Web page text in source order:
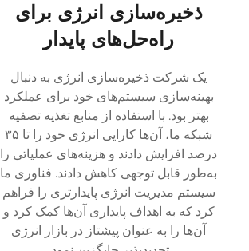
ذخیره‌سازی انرژی برای
راه‌حل‌های پایدار
یک شرکت ذخیره‌سازی انرژی به دنبال
بهینه‌سازی سیستم‌های خود برای عملکرد
بهتر بود. با استفاده از منابع تغذیه تصفیه
شبکه ما، آن‌ها کارایی انرژی خود را تا ۳۵
درصد افزایش دادند و هزینه‌های عملیاتی را
به‌طور قابل توجهی کاهش دادند. فناوری ما
سیستم مدیریت انرژی پایدارتری را فراهم
کرد که به اهداف پایداری آن‌ها کمک کرد و
آن‌ها را به عنوان پیشتاز در بازار انرژی